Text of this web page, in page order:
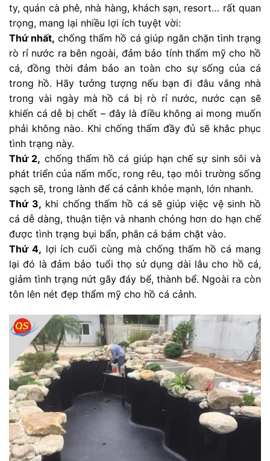
ty, quán cà phê, nhà hàng, khách sạn, resort… rất quan
trọng, mang lại nhiều lợi ích tuyệt vời:
Thứ nhất, chống thấm hồ cá giúp ngăn chặn tình trạng
rò rỉ nước ra bên ngoài, đảm bảo tính thẩm mỹ cho hồ
cá, đồng thời đảm bảo an toàn cho sự sống của cá
trong hồ. Hãy tưởng tượng nếu bạn đi đâu vắng nhà
trong vài ngày mà hồ cá bị rò rỉ nước, nước cạn sẽ
khiến cá dễ bị chết – đây là điều không ai mong muốn
phải không nào. Khi chống thấm đầy đủ sẽ khắc phục
tình trạng này.
Thứ 2, chống thấm hồ cá giúp hạn chế sự sinh sôi và
phát triển của nấm mốc, rong rêu, tạo môi trường sống
sạch sẽ, trong lành để cá cảnh khỏe mạnh, lớn nhanh.
Thứ 3, khi chống thấm hồ cá sẽ giúp việc vệ sinh hồ
cá dễ dàng, thuận tiện và nhanh chóng hơn do hạn chế
được tình trạng bụi bẩn, phân cá bám chặt vào.
Thứ 4, lợi ích cuối cùng mà chống thấm hồ cá mang
lại đó là đảm bảo tuổi thọ sử dụng dài lâu cho hồ cá,
giảm tình trạng nứt gãy đáy bể, thành bể. Ngoài ra còn
tôn lên nét đẹp thẩm mỹ cho hồ cá cảnh.